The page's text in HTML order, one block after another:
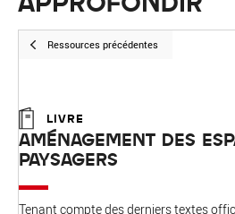
Ressources précédentes
LIVRE
AMÉNAGEMENT DES
PAYSAGERS
Tenant compte des derniers textes